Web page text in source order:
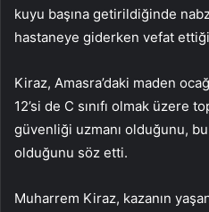
kuyu başına getirildiğinde
hastaneye giderken vefat
Kiraz, Amasra’daki maden
12’si de C sınıfı olmak üzere
güvenliği uzmanı olduğunu,
olduğunu söz etti.
Muharrem Kiraz, kazanın